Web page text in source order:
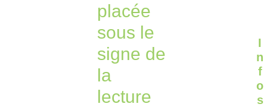
I
n
f
o
s
placée
sous le
signe de
la
lecture